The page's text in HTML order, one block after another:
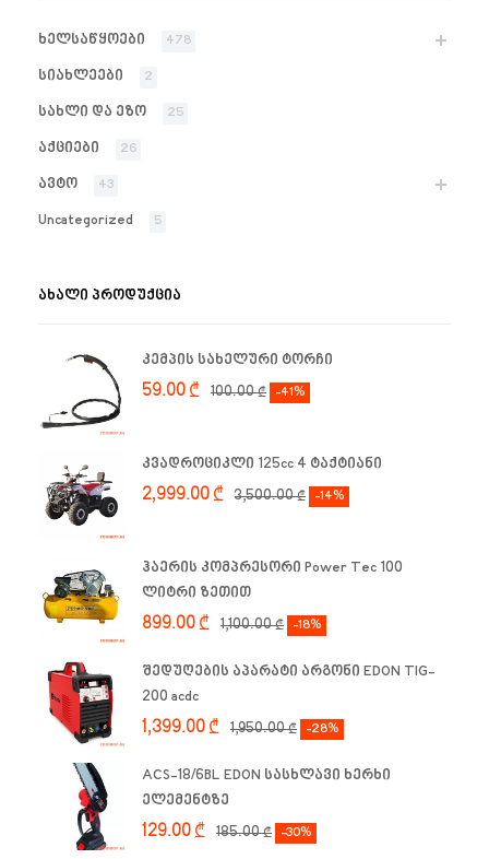
ხელსაწყოები 478
სიახლეები 2
სახლი და ეზო 25
აქციები 26
ავტო 43
Uncategorized 5
ᲐᲮᲐᲚᲘ ᲞᲠᲝᲓᲣᲥᲪᲘᲐ
კემპის სახელური ტორჩი
100.00₾
59.00₾ -41%
კვადროციკლი 125cc 4 ტაქტიანი
3,500.00₾
2,999.00₾ -14%
ჰაერის კომპრესორი Power Tec 100
ლიტრი ზეთით
1,100.00₾
899.00₾ -18%
შედუღების აპარატი არგონი EDON TIG-
200 acdc
1,950.00₾
1,399.00₾ -28%
ACS-18/6BL EDON სასხლავი ხერხი
ელემენტზე
185.00₾
129.00₾ -30%